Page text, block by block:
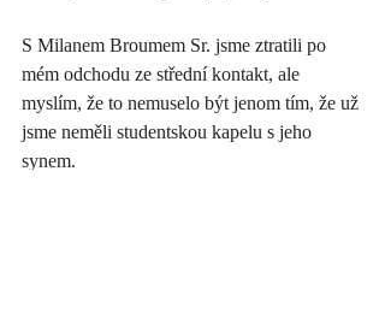
S Milanem Broumem Sr. jsme ztratili po
mém odchodu ze střední kontakt, ale
myslím, že to nemuselo být jenom tím, že už
jsme neměli studentskou kapelu s jeho
synem.